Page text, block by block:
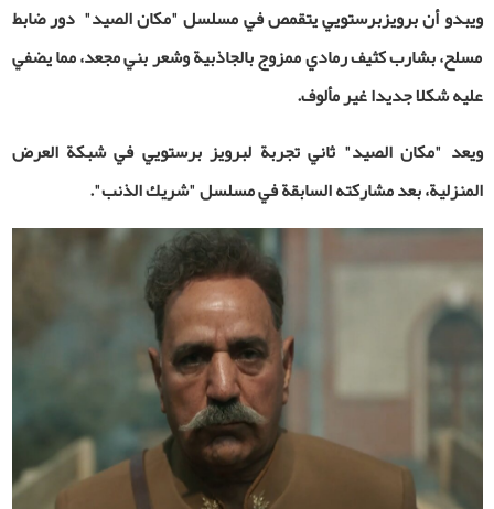
ويبدو أن برويزبرستويي يتقمص في مسلسل "مكان الصيد" دور ضابط
مسلح، بشارب كثيف رمادي ممزوج بالجاذبية وشعر بني مجعد، مما يضفي
عليه شكلا جديدا غير مألوف.
ويعد "مكان الصيد" ثاني تجربة لبرويز برستويي في شبكة العرض
المنزلية، بعد مشاركته السابقة في مسلسل "شريك الذنب".